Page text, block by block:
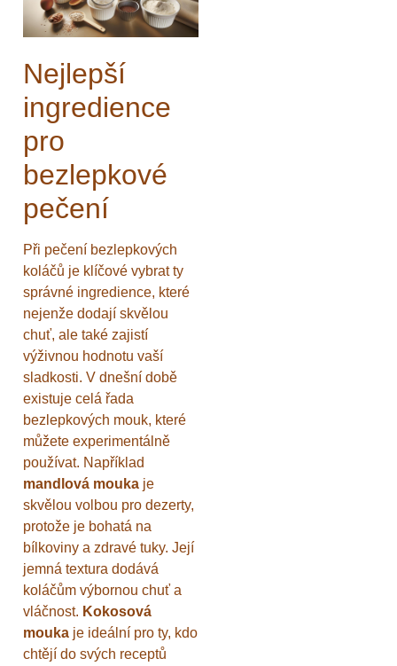
Nejlepší
ingredience
pro
bezlepkové
pečení
Při pečení bezlepkových
koláčů je klíčové vybrat ty
správné ingredience, které
nejenže dodají skvělou
chuť, ale také zajistí
výživnou hodnotu vaší
sladkosti. V dnešní době
existuje celá řada
bezlepkových mouk, které
můžete experimentálně
používat. Například
mandlová mouka je
skvělou volbou pro dezerty,
protože je bohatá na
bílkoviny a zdravé tuky. Její
jemná textura dodává
koláčům výbornou chuť a
vláčnost. Kokosová
mouka je ideální pro ty, kdo
chtějí do svých receptů